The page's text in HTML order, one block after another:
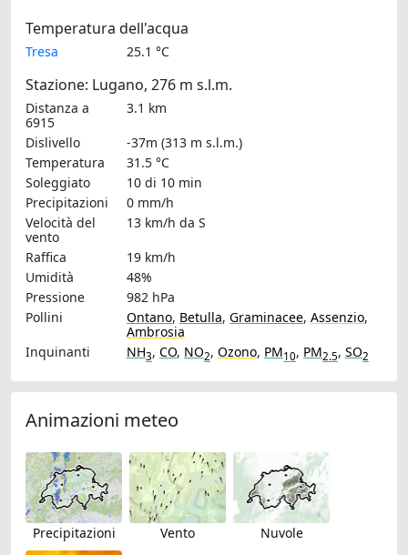
Temperatura dell'acqua
Tresa 25.1 °C
Stazione: Lugano, 276 m s.l.m.
Distanza a
6915
3.1 km
Dislivello
-37m (313 m s.l.m.)
Temperatura
31.5 °C
Soleggiato
10 di 10 min
Precipitazioni
0 mm/h
Velocità del
vento
13 km/h da S
Raffica
19 km/h
Umidità
48%
Pressione
982 hPa
Pollini
Ontano, Betulla, Graminacee, Assenzio,
Ambrosia
Inquinanti
NH3, CO, NO2, Ozono, PM10, PM2.5, SO2
Animazioni meteo
Precipitazioni Vento Nuvole